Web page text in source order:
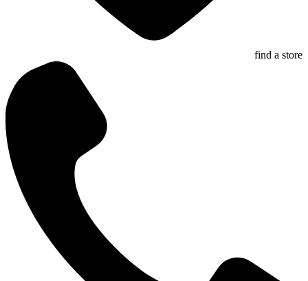
find a store